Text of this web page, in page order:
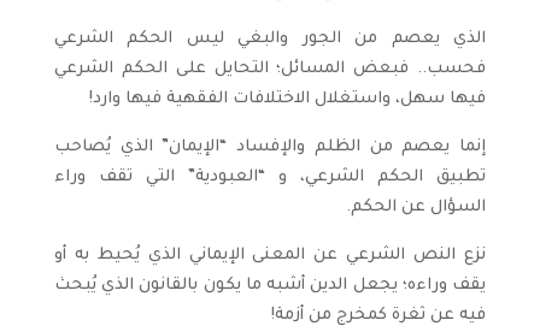
الذي يعصم من الجور والبغي ليس الحكم الشرعي
فحسب.. فبعض المسائل؛ التحايل على الحكم الشرعي
فيها سهل، واستغلال الاختلافات الفقهية فيها وارد!
إنما يعصم من الظلم والإفساد “الإيمان” الذي يُصاحب
تطبيق الحكم الشرعي، و “العبودية” التي تقف وراء
السؤال عن الحكم.
نزع النص الشرعي عن المعنى الإيماني الذي يُحيط به أو
يقف وراءه؛ يجعل الدين أشبه ما يكون بالقانون الذي يُبحث
فيه عن ثغرة كمخرج من أزمة!